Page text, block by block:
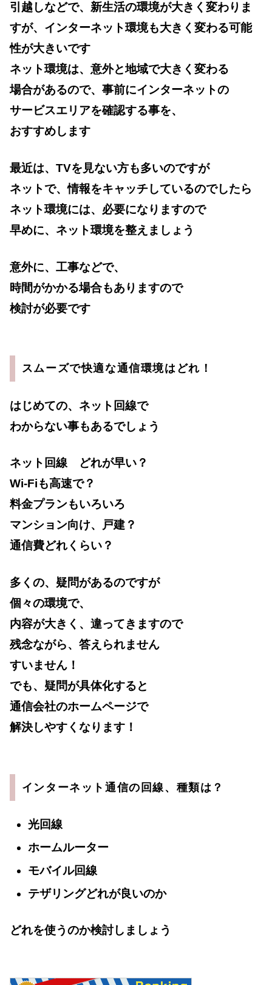
引越しなどで、新生活の環境が大きく変わりま
すが、インターネット環境も大きく変わる可能
性が大きいです
ネット環境は、意外と地域で大きく変わる
場合があるので、事前にインターネットの
サービスエリアを確認する事を、
おすすめします
最近は、TVを見ない方も多いのですが
ネットで、情報をキャッチしているのでしたら
ネット環境には、必要になりますので
早めに、ネット環境を整えましょう
意外に、工事などで、
時間がかかる場合もありますので
検討が必要です
スムーズで快適な通信環境はどれ！
はじめての、ネット回線で
わからない事もあるでしょう
ネット回線 どれが早い？
Wi-Fiも高速で？
料金プランもいろいろ
マンション向け、戸建？
通信費どれくらい？
多くの、疑問があるのですが
個々の環境で、
内容が大きく、違ってきますので
残念ながら、答えられません
すいません！
でも、疑問が具体化すると
通信会社のホームページで
解決しやすくなります！
インターネット通信の回線、種類は？
光回線
ホームルーター
モバイル回線
テザリングどれが良いのか
どれを使うのか検討しましょう